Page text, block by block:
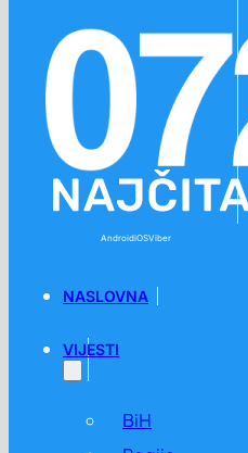
AndroidiOSViber
NASLOVNA
VIJESTI
BiH